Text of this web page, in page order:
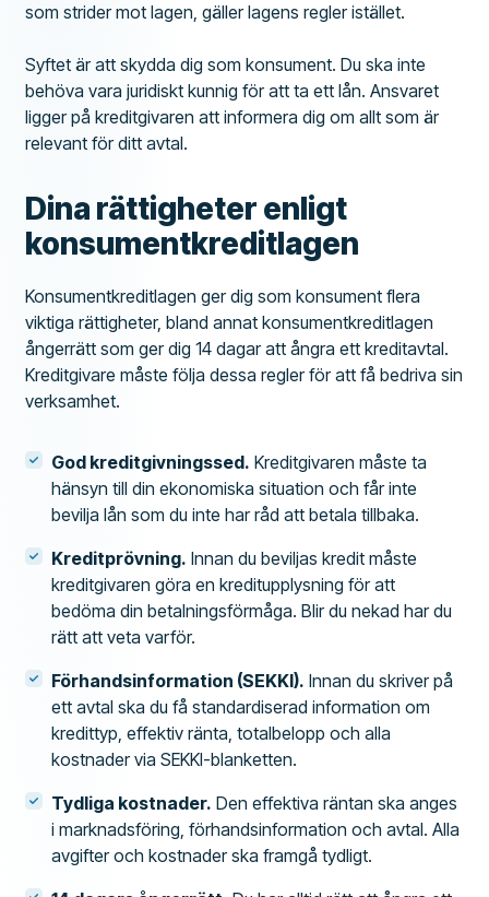
som strider mot lagen, gäller lagens regler istället.
Syftet är att skydda dig som konsument. Du ska inte
behöva vara juridiskt kunnig för att ta ett lån. Ansvaret
ligger på kreditgivaren att informera dig om allt som är
relevant för ditt avtal.
Dina rättigheter enligt
konsumentkreditlagen
Konsumentkreditlagen ger dig som konsument flera
viktiga rättigheter, bland annat konsumentkreditlagen
ångerrätt som ger dig 14 dagar att ångra ett kreditavtal.
Kreditgivare måste följa dessa regler för att få bedriva sin
verksamhet.
God kreditgivningssed. Kreditgivaren måste ta
hänsyn till din ekonomiska situation och får inte
bevilja lån som du inte har råd att betala tillbaka.
Kreditprövning. Innan du beviljas kredit måste
kreditgivaren göra en kreditupplysning för att
bedöma din betalningsförmåga. Blir du nekad har du
rätt att veta varför.
Förhandsinformation (SEKKI). Innan du skriver på
ett avtal ska du få standardiserad information om
kredittyp, effektiv ränta, totalbelopp och alla
kostnader via SEKKI-blanketten.
Tydliga kostnader. Den effektiva räntan ska anges
i marknadsföring, förhandsinformation och avtal. Alla
avgifter och kostnader ska framgå tydligt.